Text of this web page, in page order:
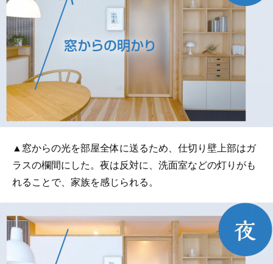
▲窓からの光を部屋全体に送るため、仕切り壁上部はガ
ラスの欄間にした。夜は反対に、洗面室などの灯りがも
れることで、家族を感じられる。